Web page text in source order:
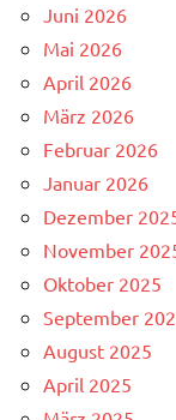
Juni 2026
Mai 2026
April 2026
März 2026
Februar 2026
Januar 2026
Dezember
November
Oktober 2025
September
August 2025
April 2025